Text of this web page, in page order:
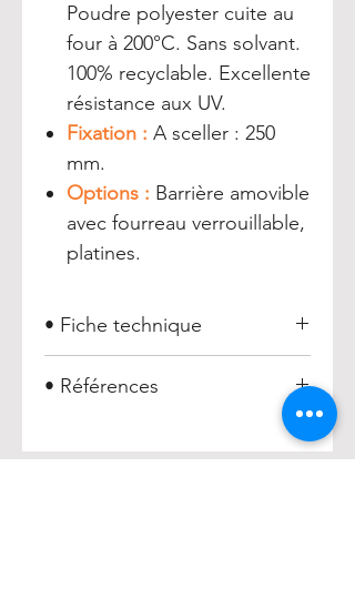
Poudre polyester cuite au
four à 200°C. Sans solvant.
100% recyclable. Excellente
résistance aux UV.
Fixation : A sceller : 250
mm.
Options : Barrière amovible
avec fourreau verrouillable,
platines.
• Fiche technique
• Références
016231